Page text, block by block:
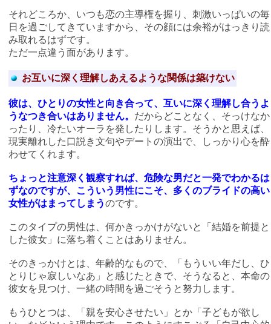
それどころか、いつも恋の主導権を握り、刺激いっぱいの毎
日を過ごしてきていますから、その顔には余裕がはっきり読
み取れるはずです。
ただ一点違う面があります。
お互いに深く理解しあえるような関係は築けない
彼は、ひとりの女性と向き合って、互いに深く理解し合うよ
うなつき合いはありません。 だからどことなく、そっけなか
ったり、冷たいオーラを発したりします。そうかと思えば、
現実離れした口説き文句やデートの演出で、しっかり心を酔
わせてくれます。
ちょっと注意深く観察すれば、危険な男だと一発でわかるは
ずなのですが、こういう男性にこそ、多くのブライドの高い
女性がはまってしまうのです。
このタイプの男性は、何かきっかけがないと「結婚を前提と
した彼女」に落ち着くことはありません。
そのきっかけとは、年齢的なもので、「もういい年だし、ひ
とりじゃ寂しいなあ」と感じたときで、そうなると、本命の
彼女を見つけ、一緒の時間を過ごそうと努力します。
もうひとつは、「親を安心させたい」とか「子どもが欲し